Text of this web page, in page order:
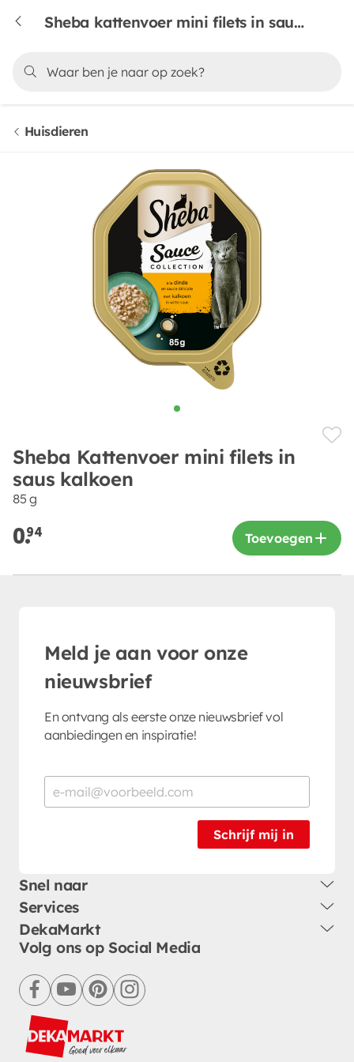
Sheba kattenvoer mini filets in saus kalkoen
Huisdieren
Sheba Kattenvoer mini filets in
saus kalkoen
85 g
0.94 Toevoegen
Meld je aan voor onze
nieuwsbrief
En ontvang als eerste onze nieuwsbrief vol
aanbiedingen en inspiratie!
Schrijf mij in
Snel naar
Services
DekaMarkt
Volg ons op Social Media
facebookyoutubepinterestinstagram